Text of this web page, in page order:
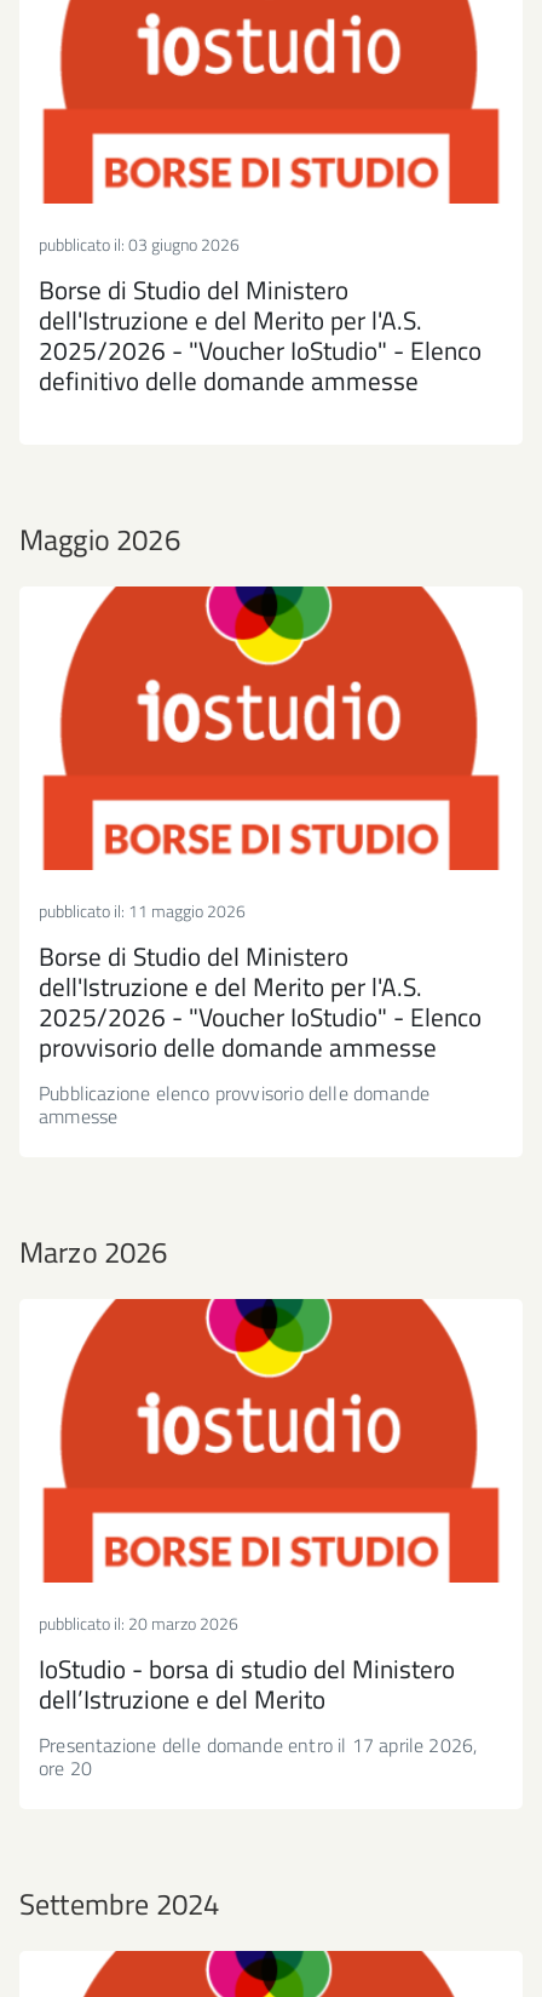
pubblicato il:03 giugno 2026
Borse di Studio del Ministero
dell'Istruzione e del Merito per l'A.S.
2025/2026 - "Voucher IoStudio" - Elenco
definitivo delle domande ammesse
Maggio 2026
pubblicato il: 11 maggio 2026
Borse di Studio del Ministero
dell'Istruzione e del Merito per l'A.S.
2025/2026 - "Voucher IoStudio" - Elenco
provvisorio delle domande ammesse
Pubblicazione elenco provvisorio delle domande
ammesse
Marzo 2026
pubblicato il: 20 marzo 2026
IoStudio - borsa di studio del Ministero
dell’Istruzione e del Merito
Presentazione delle domande entro il 17 aprile 2026,
ore 20
Settembre 2024